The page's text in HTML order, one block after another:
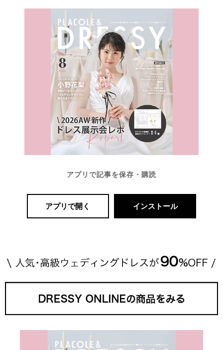
アプリで記事を保存・購読
アプリで開く インストール